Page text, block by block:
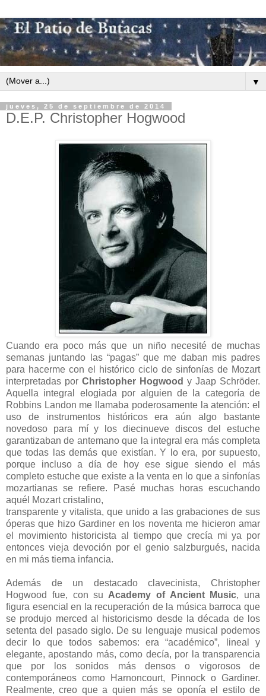
▼
jueves, 25 de septiembre de 2014
D.E.P. Christopher Hogwood
Cuando era poco más que un niño necesité de muchas
semanas juntando las “pagas” que me daban mis padres
para hacerme con el histórico ciclo de sinfonías de Mozart
interpretadas por Christopher Hogwood y Jaap Schröder.
Aquella integral elogiada por alguien de la categoría de
Robbins Landon me llamaba poderosamente la atención: el
uso de instrumentos históricos era aún algo bastante
novedoso para mí y los diecinueve discos del estuche
garantizaban de antemano que la integral era más completa
que todas las demás que existían. Y lo era, por supuesto,
porque incluso a día de hoy ese sigue siendo el más
completo estuche que existe a la venta en lo que a sinfonías
mozartianas se refiere. Pasé muchas horas escuchando
aquél Mozart cristalino,
transparente y vitalista, que unido a las grabaciones de sus
óperas que hizo Gardiner en los noventa me hicieron amar
el movimiento historicista al tiempo que crecía mi ya por
entonces vieja devoción por el genio salzburgués, nacida
en mi más tierna infancia.
Además de un destacado clavecinista, Christopher
Hogwood fue, con su Academy of Ancient Music, una
figura esencial en la recuperación de la música barroca que
se produjo merced al historicismo desde la década de los
setenta del pasado siglo. De su lenguaje musical podemos
decir lo que todos sabemos: era “académico”, lineal y
elegante, apostando más, como decía, por la transparencia
que por los sonidos más densos o vigorosos de
contemporáneos como Harnoncourt, Pinnock o Gardiner.
Realmente, creo que a quien más se oponía el estilo de